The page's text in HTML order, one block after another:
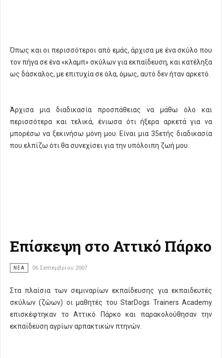
Όπως και οι περισσότεροι από εμάς, άρχισα με ένα σκύλο που
τον πήγα σε ένα «κλαμπ» σκύλων για εκπαίδευση, και κατέληξα
ως δάσκαλος, με επιτυχία σε όλα, όμως, αυτό δεν ήταν αρκετό.
Άρχισα μια διαδικασία προσπάθειας να μάθω όλο και
περισσότερα και τελικά, ένιωσα ότι ήξερα αρκετά για να
μπορέσω να ξεκινήσω μόνη μου. Είναι μια 35ετής διαδικασία
που ελπίζω ότι θα συνεχίσει για την υπόλοιπη ζωή μου.
Επίσκεψη στο Αττικό Πάρκο
ΝΈΑ 06 Σεπτεμβρίου 2007
Στα πλαίσια των σεμιναρίων εκπαίδευσης για εκπαιδευτές
σκύλων (ζώων) οι μαθητές του StarDogs Trainers Academy
επισκέφτηκαν το Αττικό Πάρκο και παρακολούθησαν την
εκπαίδευση αγρίων αρπακτικών πτηνών.